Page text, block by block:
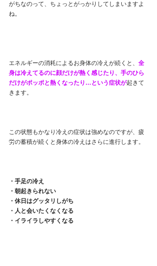
がちなのって、ちょっとがっかりしてしまいますよ
ね。
エネルギーの消耗によるお身体の冷えが続くと、 全
身は冷えてるのに顔だけが熱く感じたり、手のひら
だけがポッポと熱くなったり…という症状が起きて
きます。
この状態もかなり冷えの症状は強めなのですが、疲
労の蓄積が続くと身体の冷えはさらに進行します。
・手足の冷え
・朝起きられない
・休日はグッタリしがち
・人と会いたくなくなる
・イライラしやすくなる